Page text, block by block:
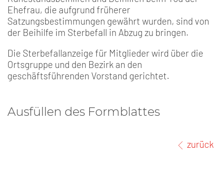
Ehefrau, die aufgrund früherer
Satzungsbestimmungen gewährt wurden, sind von
der Beihilfe im Sterbefall in Abzug zu bringen.
Die Sterbefallanzeige für Mitglieder wird über die
Ortsgruppe und den Bezirk an den
geschäftsführenden Vorstand gerichtet.
Ausfüllen des Formblattes
zurück